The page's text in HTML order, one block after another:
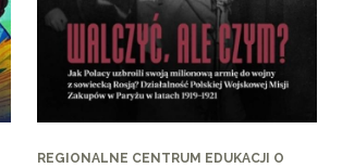
REGIONALNE CENTRUM EDUKACJI O